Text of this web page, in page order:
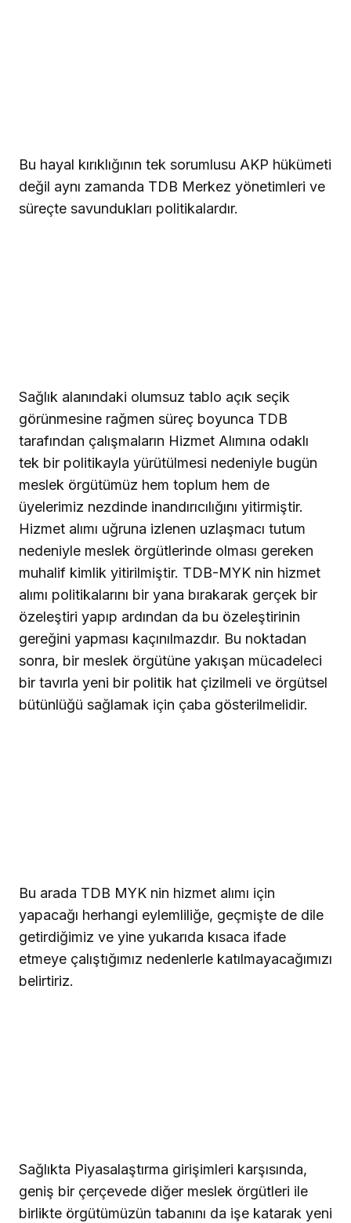
Bu hayal kırıklığının tek sorumlusu AKP hükümeti
değil aynı zamanda TDB Merkez yönetimleri ve
süreçte savundukları politikalardır.
Sağlık alanındaki olumsuz tablo açık seçik
görünmesine rağmen süreç boyunca TDB
tarafından çalışmaların Hizmet Alımına odaklı
tek bir politikayla yürütülmesi nedeniyle bugün
meslek örgütümüz hem toplum hem de
üyelerimiz nezdinde inandırıcılığını yitirmiştir.
Hizmet alımı uğruna izlenen uzlaşmacı tutum
nedeniyle meslek örgütlerinde olması gereken
muhalif kimlik yitirilmiştir. TDB-MYK nin hizmet
alımı politikalarını bir yana bırakarak gerçek bir
özeleştiri yapıp ardından da bu özeleştirinin
gereğini yapması kaçınılmazdır. Bu noktadan
sonra, bir meslek örgütüne yakışan mücadeleci
bir tavırla yeni bir politik hat çizilmeli ve örgütsel
bütünlüğü sağlamak için çaba gösterilmelidir.
Bu arada TDB MYK nin hizmet alımı için
yapacağı herhangi eylemliliğe, geçmişte de dile
getirdiğimiz ve yine yukarıda kısaca ifade
etmeye çalıştığımız nedenlerle katılmayacağımızı
belirtiriz.
Sağlıkta Piyasalaştırma girişimleri karşısında,
geniş bir çerçevede diğer meslek örgütleri ile
birlikte örgütümüzün tabanını da işe katarak yeni